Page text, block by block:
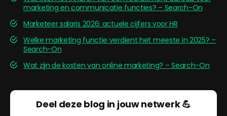
marketing en communicatie functies? – Search-On
Marketeer salaris 2026: actuele cijfers voor HR
Welke marketing functie verdient het meeste in 2025? –
Search-On
Wat zijn de kosten van online marketing? – Search-On
Deel deze blog in jouw netwerk 💪